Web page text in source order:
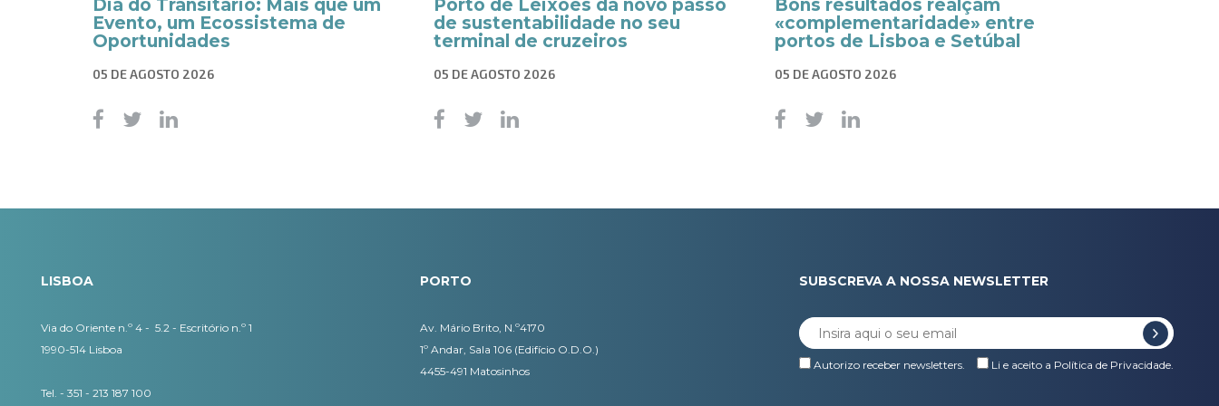
Dia do Transitário: Mais que um
Evento, um Ecossistema de
Oportunidades
05 DE AGOSTO 2026
Porto de Leixões dá novo passo
de sustentabilidade no seu
terminal de cruzeiros
05 DE AGOSTO 2026
Bons resultados realçam
«complementaridade» entre
portos de Lisboa e Setúbal
05 DE AGOSTO 2026
LISBOA
Via do Oriente n.º 4 - 5.2 - Escritório n.º 1
1990-514 Lisboa
Tel. - 351 - 213 187 100
PORTO
Av. Mário Brito, N.º4170
1º Andar, Sala 106 (Edifício O.D.O.)
4455-491 Matosinhos
SUBSCREVA A NOSSA NEWSLETTER
Autorizo receber newsletters. Li e aceito a Política de Privacidade.